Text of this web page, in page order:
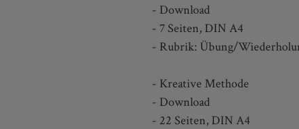
- Download
- 7 Seiten, DIN A4
- Rubrik: Übung/
- Kreative Methode
- Download
- 22 Seiten, DIN A4